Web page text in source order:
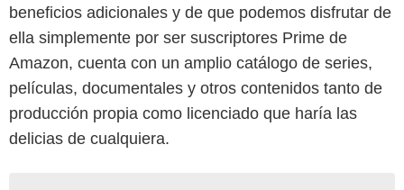
beneficios adicionales y de que podemos disfrutar de
ella simplemente por ser suscriptores Prime de
Amazon, cuenta con un amplio catálogo de series,
películas, documentales y otros contenidos tanto de
producción propia como licenciado que haría las
delicias de cualquiera.